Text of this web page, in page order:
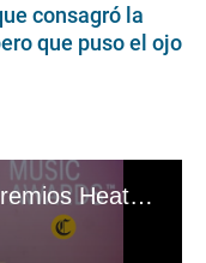
consagró la
que puso el ojo
Yahaira Plasencia en los Premios Heat 2022